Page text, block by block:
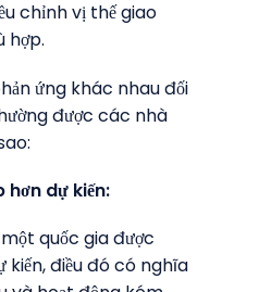
chỉnh vị thế giao
hợp.
ứng khác nhau đối
được các nhà
hơn dự kiến:
quốc gia được
kiến, điều đó có nghĩa